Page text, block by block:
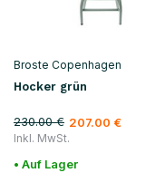
Broste Copenhagen
Hocker grün
230.00 € 207.00 €
Inkl. MwSt.
• Auf Lager